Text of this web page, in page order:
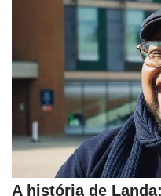
A história de